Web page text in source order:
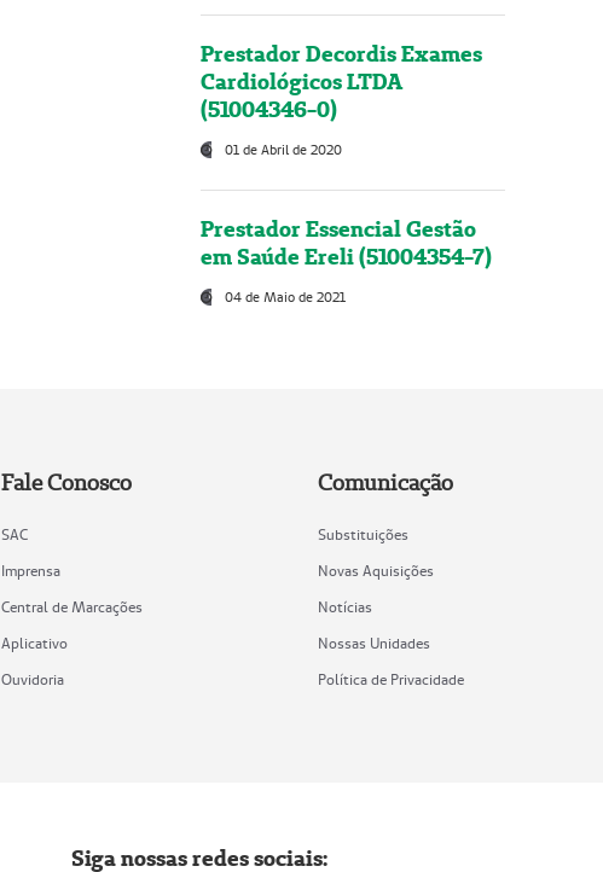
Prestador Decordis Exames
Cardiológicos LTDA
(51004346-0)
01 de Abril de 2020
Prestador Essencial Gestão
em Saúde Ereli (51004354-7)
04 de Maio de 2021
Fale Conosco
SAC
Imprensa
Central de Marcações
Aplicativo
Ouvidoria
Comunicação
Substituições
Novas Aquisições
Notícias
Nossas Unidades
Política de Privacidade
Siga nossas redes sociais: